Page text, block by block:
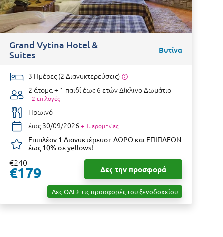
Grand Vytina Hotel &
Suites
Βυτίνα
3 Ημέρες (2 Διανυκτερεύσεις)
2 άτομα + 1 παιδί έως 6 ετώνΔίκλινο Δωμάτιο
+2 επιλογές
Πρωινό
έως 30/09/2026+Ημερομηνίες
Επιπλέον 1 Διανυκτέρευση ΔΩΡΟ και ΕΠΙΠΛΕΟΝ
έως 10% σε yellows!
€240
€179 Δες την προσφορά
Δες ΟΛΕΣ τις προσφορές του ξενοδοχείου